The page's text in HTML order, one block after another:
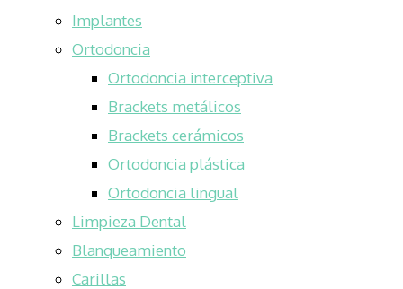
Implantes
Ortodoncia
Ortodoncia interceptiva
Brackets metálicos
Brackets cerámicos
Ortodoncia plástica
Ortodoncia lingual
Limpieza Dental
Blanqueamiento
Carillas